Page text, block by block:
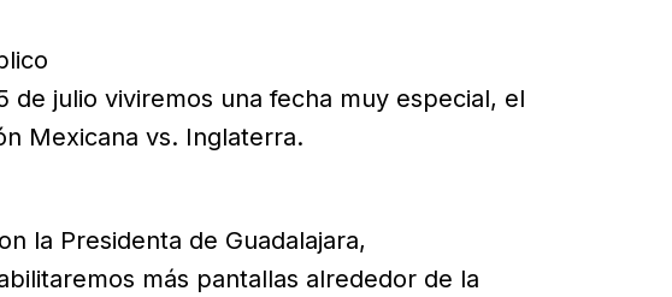
de julio viviremos una fecha muy especial, el
Mexicana vs. Inglaterra.
la Presidenta de Guadalajara,
más pantallas alrededor de la